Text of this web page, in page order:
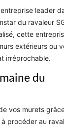
leader
du ravaleur
cette
extérieurs ou
irréprochable.
du
vos murets
procéder au